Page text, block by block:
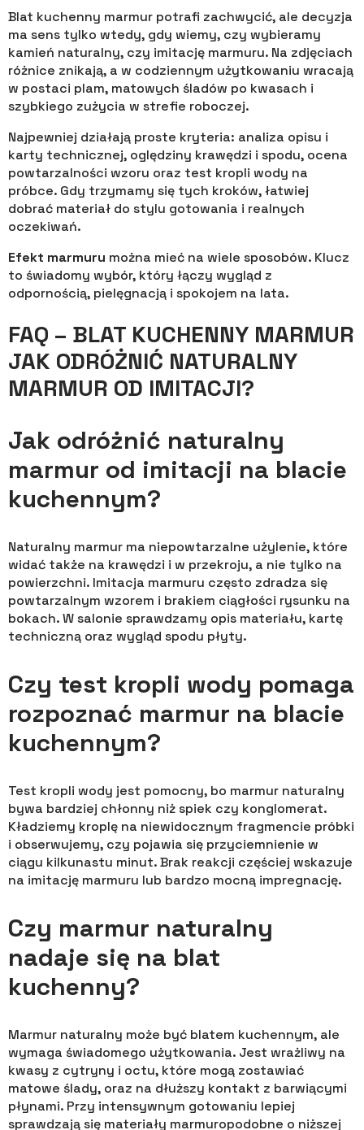
Blat kuchenny marmur potrafi zachwycić, ale decyzja
ma sens tylko wtedy, gdy wiemy, czy wybieramy
kamień naturalny, czy imitację marmuru. Na zdjęciach
różnice znikają, a w codziennym użytkowaniu wracają
w postaci plam, matowych śladów po kwasach i
szybkiego zużycia w strefie roboczej.
Najpewniej działają proste kryteria: analiza opisu i
karty technicznej, oględziny krawędzi i spodu, ocena
powtarzalności wzoru oraz test kropli wody na
próbce. Gdy trzymamy się tych kroków, łatwiej
dobrać materiał do stylu gotowania i realnych
oczekiwań.
Efekt marmuru można mieć na wiele sposobów. Klucz
to świadomy wybór, który łączy wygląd z
odpornością, pielęgnacją i spokojem na lata.
FAQ – BLAT KUCHENNY MARMUR
JAK ODRÓŻNIĆ NATURALNY
MARMUR OD IMITACJI?
Jak odróżnić naturalny
marmur od imitacji na blacie
kuchennym?
Naturalny marmur ma niepowtarzalne użylenie, które
widać także na krawędzi i w przekroju, a nie tylko na
powierzchni. Imitacja marmuru często zdradza się
powtarzalnym wzorem i brakiem ciągłości rysunku na
bokach. W salonie sprawdzamy opis materiału, kartę
techniczną oraz wygląd spodu płyty.
Czy test kropli wody pomaga
rozpoznać marmur na blacie
kuchennym?
Test kropli wody jest pomocny, bo marmur naturalny
bywa bardziej chłonny niż spiek czy konglomerat.
Kładziemy kroplę na niewidocznym fragmencie próbki
i obserwujemy, czy pojawia się przyciemnienie w
ciągu kilkunastu minut. Brak reakcji częściej wskazuje
na imitację marmuru lub bardzo mocną impregnację.
Czy marmur naturalny
nadaje się na blat
kuchenny?
Marmur naturalny może być blatem kuchennym, ale
wymaga świadomego użytkowania. Jest wrażliwy na
kwasy z cytryny i octu, które mogą zostawiać
matowe ślady, oraz na dłuższy kontakt z barwiącymi
płynami. Przy intensywnym gotowaniu lepiej
sprawdzają się materiały marmuropodobne o niższej